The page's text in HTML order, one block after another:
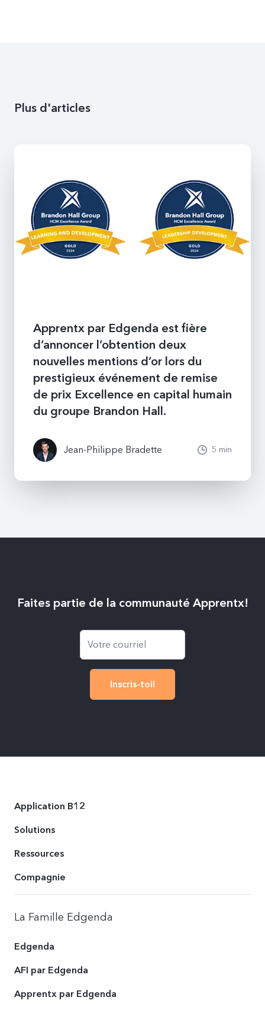
Plus d'articles
Apprentx par Edgenda est fière
d’annoncer l’obtention deux
nouvelles mentions d’or lors du
prestigieux événement de remise
de prix Excellence en capital humain
du groupe Brandon Hall.
Jean-Philippe Bradette 5 min
Faites partie de la communauté Apprentx!
Inscris-toi!
Application B12
Solutions
Ressources
Compagnie
La Famille Edgenda
Edgenda
AFI par Edgenda
Apprentx par Edgenda